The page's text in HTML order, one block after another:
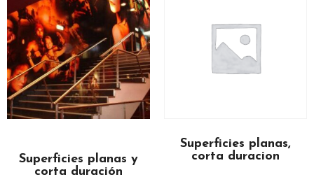
Superficies planas y
corta duración
Superficies planas,
corta duracion